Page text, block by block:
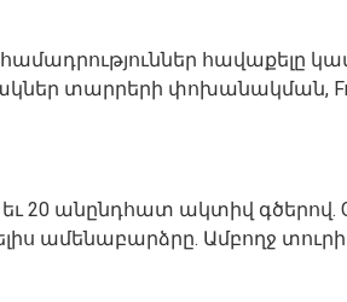
համադրություններ
տարրերի փոխանակման,
20 անընդհատ ակտիվ գծերով.
ամենաբարձրը. Ամբողջ